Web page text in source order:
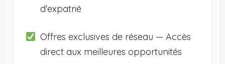
d'expatrié
Offres exclusives de réseau — Accès
direct aux meilleures opportunités